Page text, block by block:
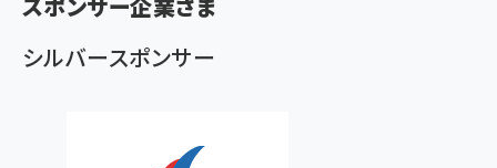
シルバースポンサー